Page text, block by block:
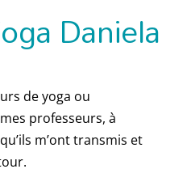
Daniela
de yoga ou
professeurs, à
m’ont transmis et